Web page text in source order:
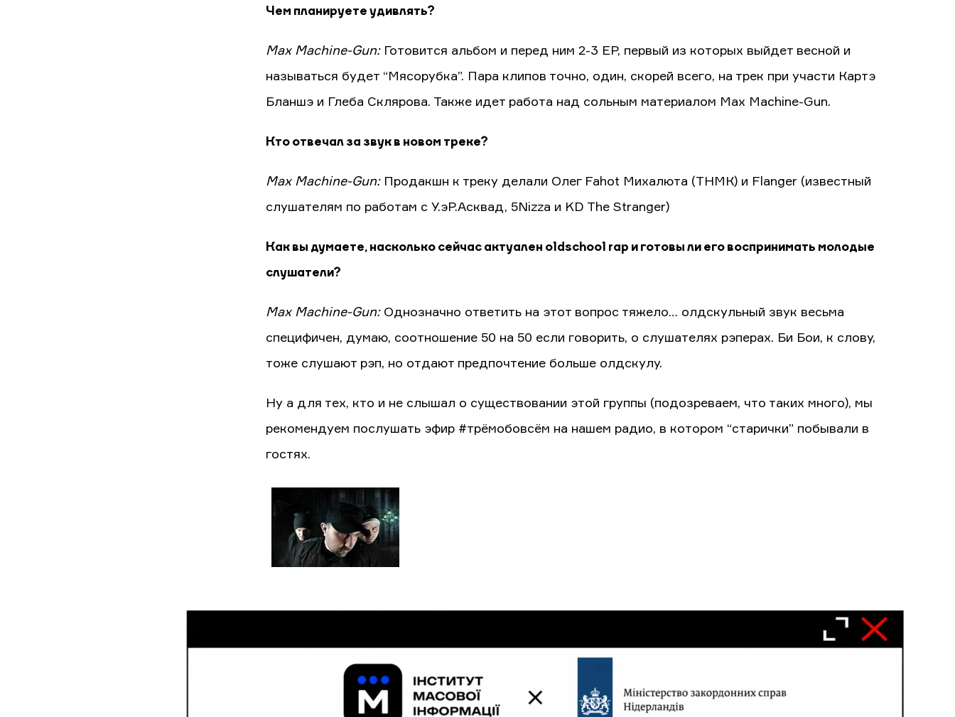
Чем планируете удивлять?
Max Machine-Gun: Готовится альбом и перед ним 2-3 EP, первый из которых выйдет весной и
называться будет “Мясорубка”. Пара клипов точно, один, скорей всего, на трек при участи Картэ
Бланшэ и Глеба Склярова. Также идет работа над сольным материалом Max Machine-Gun.
Кто отвечал за звук в новом треке?
Max Machine-Gun: Продакшн к треку делали Олег Fahot Михалюта (ТНМК) и Flanger (известный
слушателям по работам с У.эР.Асквад, 5Nizza и KD The Stranger)
Как вы думаете, насколько сейчас актуален oldschool rap и готовы ли его воспринимать молодые
слушатели?
Max Machine-Gun: Однозначно ответить на этот вопрос тяжело… олдскульный звук весьма
специфичен, думаю, соотношение 50 на 50 если говорить, о слушателях рэперах. Би Бои, к слову,
тоже слушают рэп, но отдают предпочтение больше олдскулу.
Ну а для тех, кто и не слышал о существовании этой группы (подозреваем, что таких много), мы
рекомендуем послушать эфир #трёмобовсём на нашем радио, в котором “старички” побывали в
гостях.